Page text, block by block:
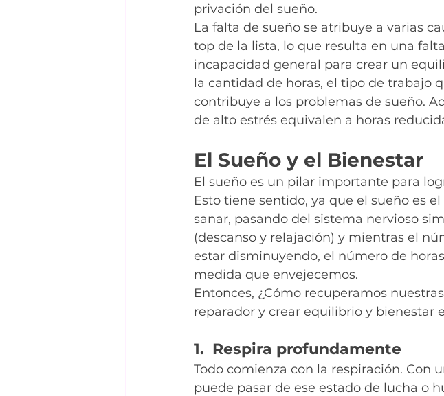
privación del sueño.
La falta de sueño se atribuye a varias
top de la lista, lo que resulta en una
incapacidad general para crear un
la cantidad de horas, el tipo de trabajo
contribuye a los problemas de sueño.
de alto estrés equivalen a horas
El Sueño y el Bienestar
El sueño es un pilar importante para
Esto tiene sentido, ya que el sueño es
sanar, pasando del sistema nervioso
(descanso y relajación) y mientras el
estar disminuyendo, el número de
medida que envejecemos.
Entonces, ¿Cómo recuperamos
reparador y crear equilibrio y bienestar
1.  Respira profundamente
Todo comienza con la respiración. Con
puede pasar de ese estado de lucha o